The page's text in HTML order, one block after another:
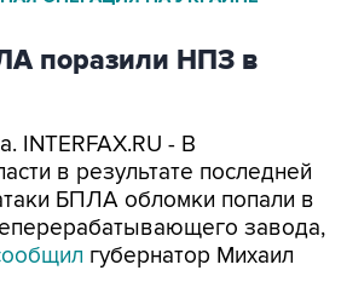
поразили НПЗ в
INTERFAX.RU - В
в результате последней
БПЛА обломки попали в
завода,
губернатор Михаил